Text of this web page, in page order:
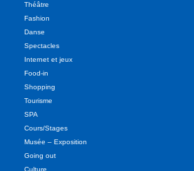
Théâtre
Fashion
Danse
Spectacles
Internet et jeux
Food-in
Shopping
Tourisme
SPA
Cours/Stages
Musée – Exposition
Going out
Culture